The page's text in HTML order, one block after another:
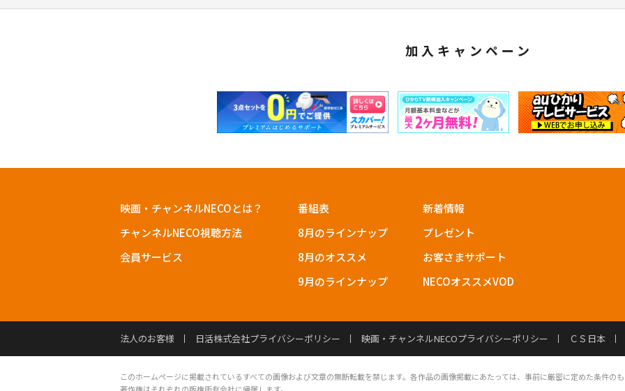
加入キャンペーン
映画・チャンネルNECOとは？
チャンネルNECO視聴方法
会員サービス
番組表
8月のラインナップ
8月のオススメ
9月のラインナップ
新着情報
プレゼント
お客さまサポート
NECOオススメVOD
法人のお客様 日活株式会社プライバシーポリシー 映画・チャンネルNECOプライバシーポリシー ＣＳ日本
このホームページに掲載されているすべての画像および文章の無断転載を禁じます。各作品の画像掲載にあたっては、事前に厳密に定めた条件の